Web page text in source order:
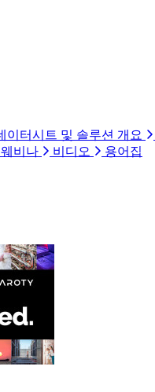
이터시트 및 솔루션 개요
비나 비디오
용어집